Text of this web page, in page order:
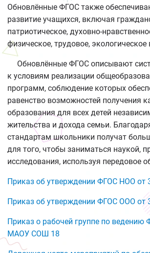
Обновлённые ФГОС также
развитие учащихся, включая
патриотическое, духовно-
физическое, трудовое, экологическое
Обновлённые ФГОС описывают
к условиям реализации
программ, соблюдение которых
равенство возможностей получения
образования для всех детей
жительства и дохода семьи.
стандартам школьники получат
для того, чтобы заниматься наукой,
исследования, используя передовое
Приказ об утверждении ФГОС НОО от
Приказ об утверждении ФГОС ООО от
Приказ о рабочей группе по ведению
МАОУ СОШ 18